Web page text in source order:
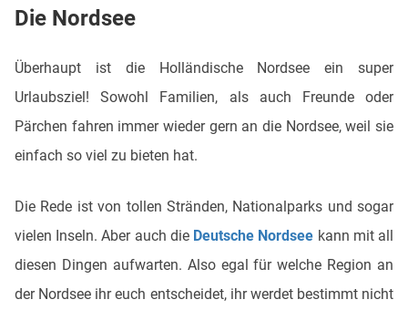
Die Nordsee
Überhaupt ist die Holländische Nordsee ein super
Urlaubsziel! Sowohl Familien, als auch Freunde oder
Pärchen fahren immer wieder gern an die Nordsee, weil sie
einfach so viel zu bieten hat.
Die Rede ist von tollen Stränden, Nationalparks und sogar
vielen Inseln. Aber auch die Deutsche Nordsee kann mit all
diesen Dingen aufwarten. Also egal für welche Region an
der Nordsee ihr euch entscheidet, ihr werdet bestimmt nicht